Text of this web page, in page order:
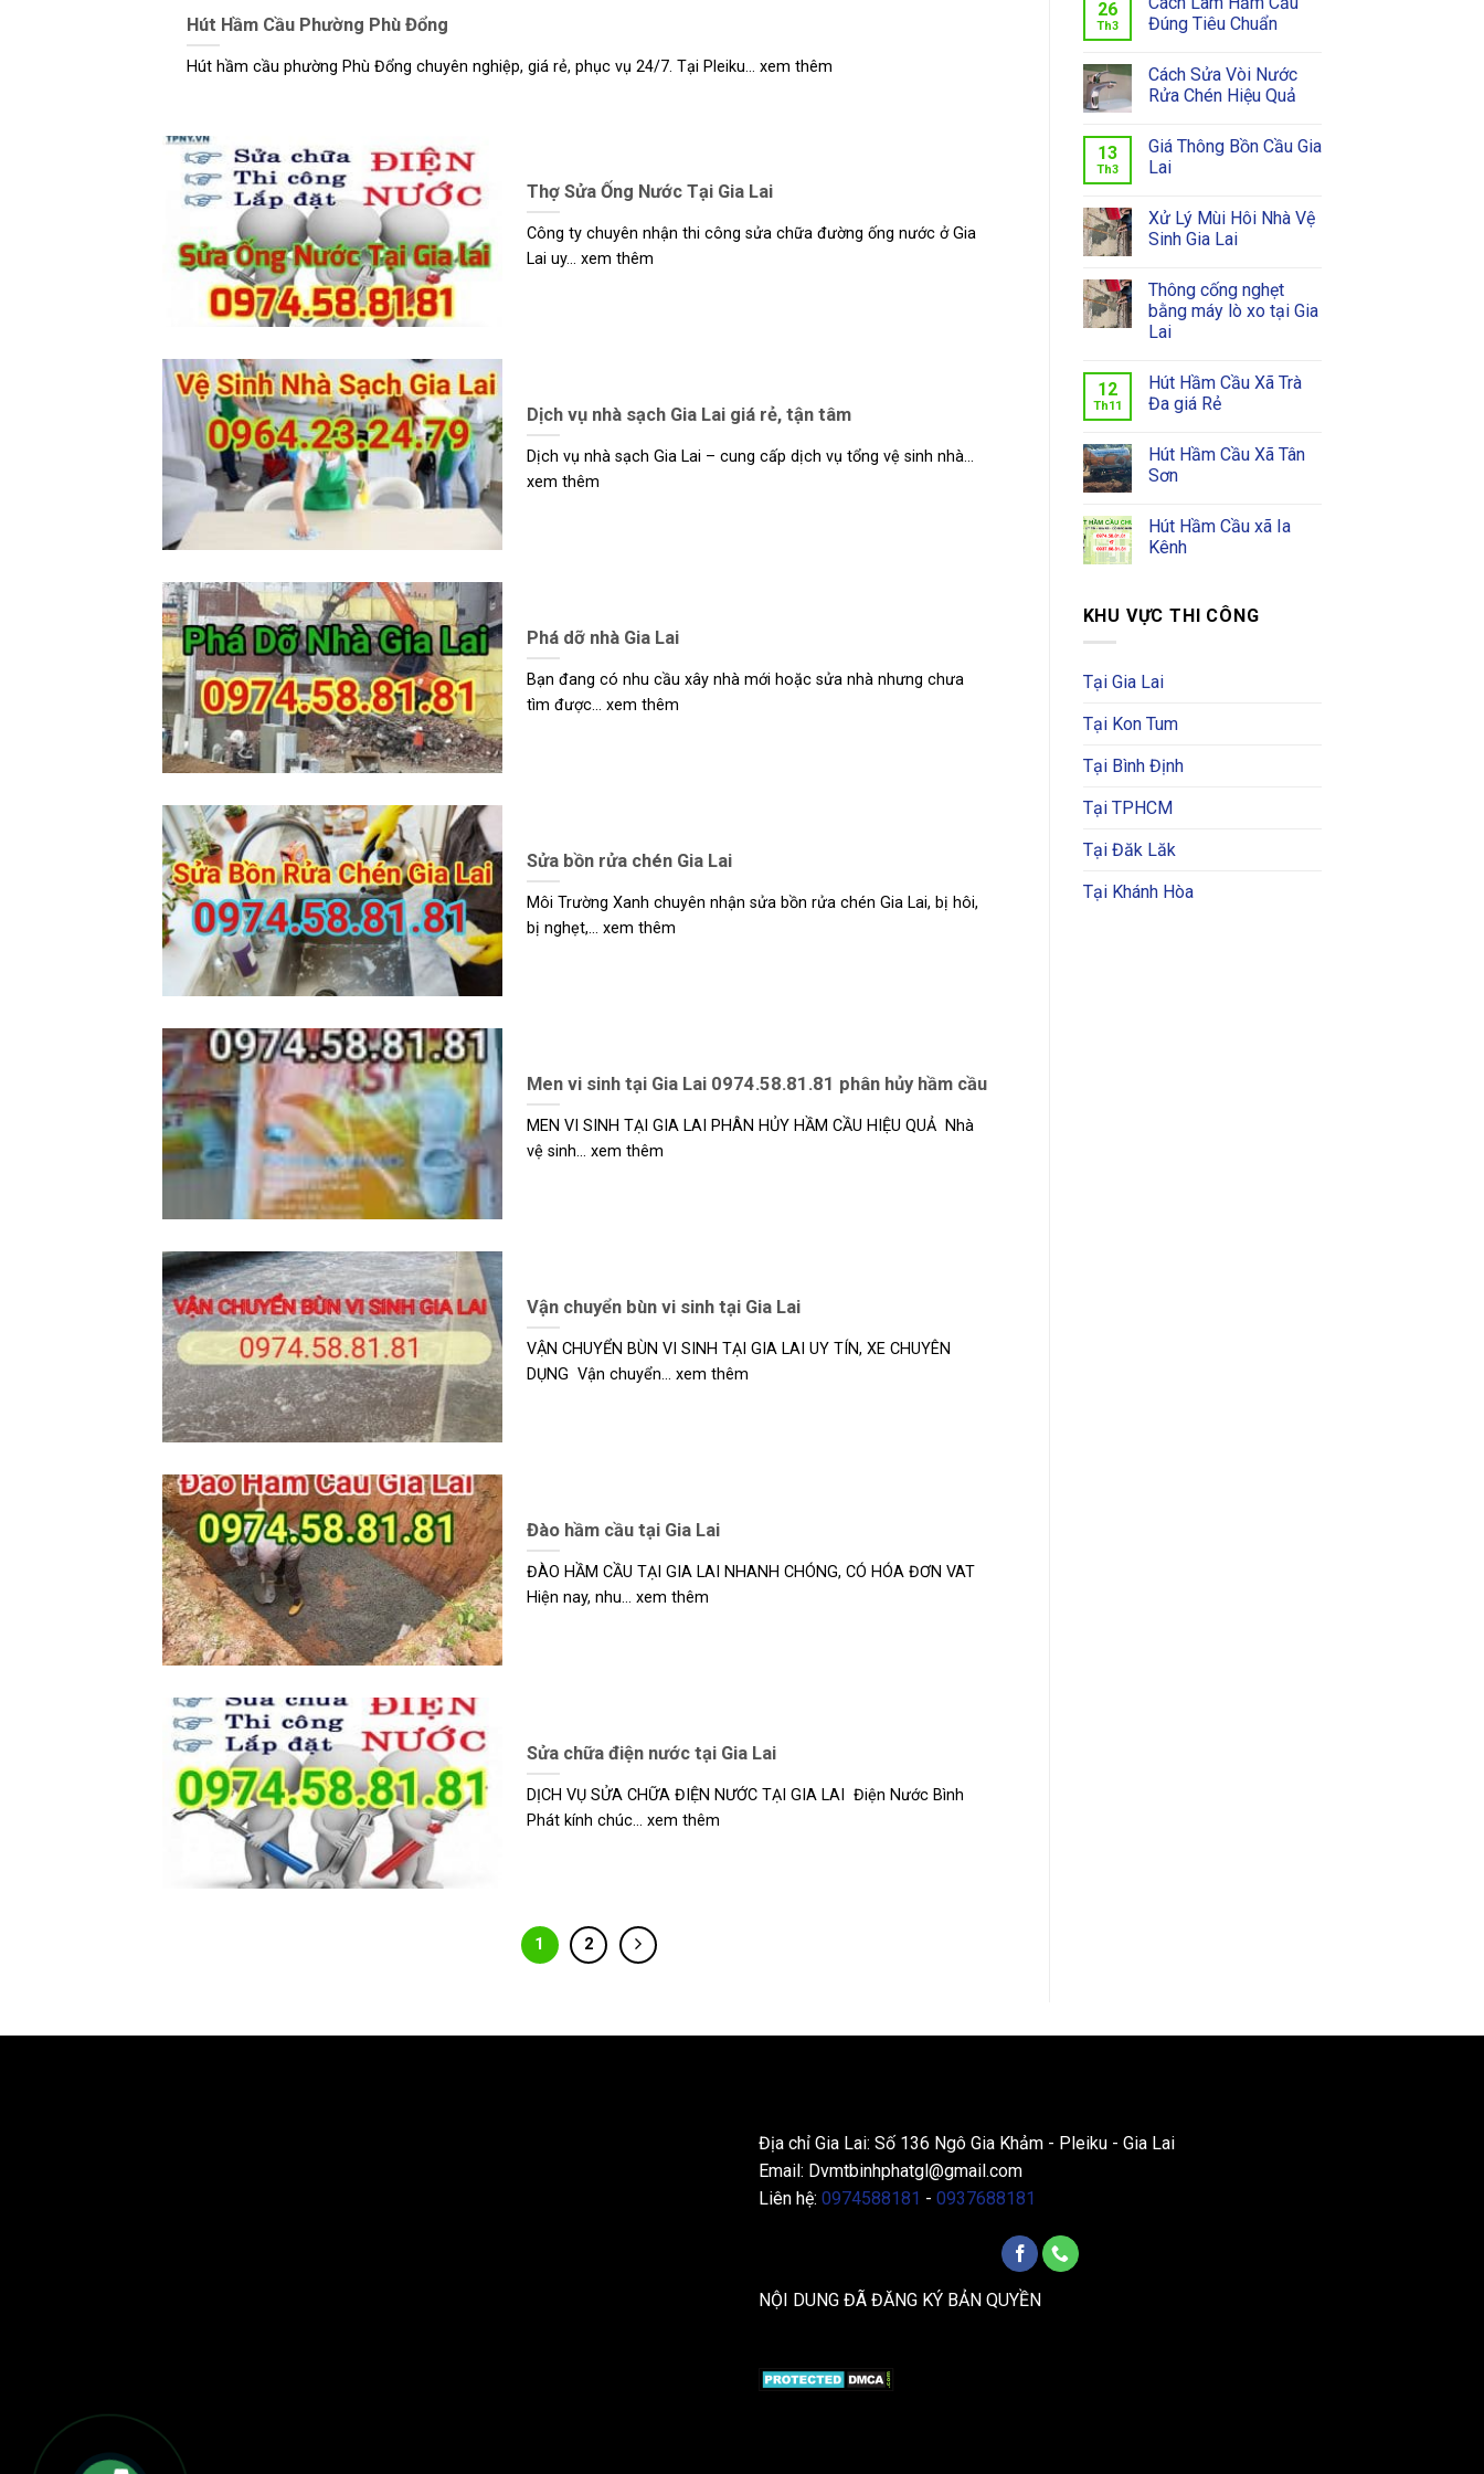
Hút Hầm Cầu Phường Phù Đổng
Hút hầm cầu phường Phù Đổng chuyên nghiệp, giá rẻ, phục vụ 24/7. Tại Pleiku... xem thêm
Thợ Sửa Ống Nước Tại Gia Lai
Công ty chuyên nhận thi công sửa chữa đường ống nước ở Gia
Lai uy... xem thêm
Dịch vụ nhà sạch Gia Lai giá rẻ, tận tâm
Dịch vụ nhà sạch Gia Lai – cung cấp dịch vụ tổng vệ sinh nhà...
xem thêm
Phá dỡ nhà Gia Lai
Bạn đang có nhu cầu xây nhà mới hoặc sửa nhà nhưng chưa
tìm được... xem thêm
Sửa bồn rửa chén Gia Lai
Môi Trường Xanh chuyên nhận sửa bồn rửa chén Gia Lai, bị hôi,
bị nghẹt,... xem thêm
Men vi sinh tại Gia Lai 0974.58.81.81 phân hủy hầm cầu
MEN VI SINH TẠI GIA LAI PHÂN HỦY HẦM CẦU HIỆU QUẢ Nhà
vệ sinh... xem thêm
Vận chuyển bùn vi sinh tại Gia Lai
VẬN CHUYỂN BÙN VI SINH TẠI GIA LAI UY TÍN, XE CHUYÊN
DỤNG Vận chuyển... xem thêm
Đào hầm cầu tại Gia Lai
ĐÀO HẦM CẦU TẠI GIA LAI NHANH CHÓNG, CÓ HÓA ĐƠN VAT
Hiện nay, nhu... xem thêm
Sửa chữa điện nước tại Gia Lai
DỊCH VỤ SỬA CHỮA ĐIỆN NƯỚC TẠI GIA LAI Điện Nước Bình
Phát kính chúc... xem thêm
1 2
26
Th3
Đúng Tiêu Chuẩn
Cách Sửa Vòi Nước
Rửa Chén Hiệu Quả
13
Th3
Giá Thông Bồn Cầu Gia
Lai
Xử Lý Mùi Hôi Nhà Vệ
Sinh Gia Lai
Thông cống nghẹt
bằng máy lò xo tại Gia
Lai
12
Th11
Hút Hầm Cầu Xã Trà
Đa giá Rẻ
Hút Hầm Cầu Xã Tân
Sơn
Hút Hầm Cầu xã Ia
Kênh
KHU VỰC THI CÔNG
Tại Gia Lai
Tại Kon Tum
Tại Bình Định
Tại TPHCM
Tại Đăk Lăk
Tại Khánh Hòa
Địa chỉ Gia Lai: Số 136 Ngô Gia Khảm - Pleiku - Gia Lai
Email: Dvmtbinhphatgl@gmail.com
Liên hệ: 0974588181 - 0937688181
NỘI DUNG ĐÃ ĐĂNG KÝ BẢN QUYỀN